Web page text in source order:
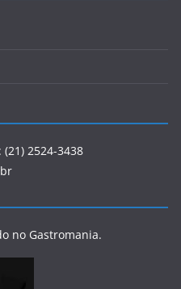
2524-3438
no Gastromania.